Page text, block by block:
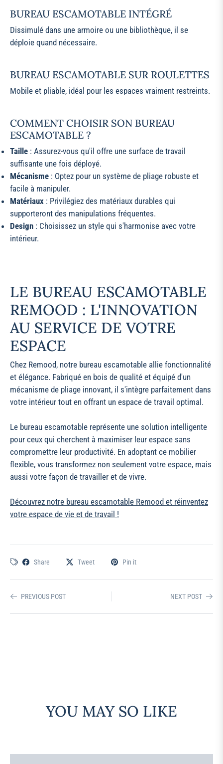
BUREAU ESCAMOTABLE INTÉGRÉ
Dissimulé dans une armoire ou une bibliothèque, il se
déploie quand nécessaire.
BUREAU ESCAMOTABLE SUR ROULETTES
Mobile et pliable, idéal pour les espaces vraiment restreints.
COMMENT CHOISIR SON BUREAU
ESCAMOTABLE ?
Taille : Assurez-vous qu'il offre une surface de travail
suffisante une fois déployé.
Mécanisme : Optez pour un système de pliage robuste et
facile à manipuler.
Matériaux : Privilégiez des matériaux durables qui
supporteront des manipulations fréquentes.
Design : Choisissez un style qui s'harmonise avec votre
intérieur.
LE BUREAU ESCAMOTABLE
REMOOD : L'INNOVATION
AU SERVICE DE VOTRE
ESPACE
Chez Remood, notre bureau escamotable allie fonctionnalité
et élégance. Fabriqué en bois de qualité et équipé d'un
mécanisme de pliage innovant, il s'intègre parfaitement dans
votre intérieur tout en offrant un espace de travail optimal.
Le bureau escamotable représente une solution intelligente
pour ceux qui cherchent à maximiser leur espace sans
compromettre leur productivité. En adoptant ce mobilier
flexible, vous transformez non seulement votre espace, mais
aussi votre façon de travailler et de vivre.
Découvrez notre bureau escamotable Remood et réinventez
votre espace de vie et de travail !
Share Tweet Pin it
PREVIOUS POST NEXT POST
YOU MAY SO LIKE